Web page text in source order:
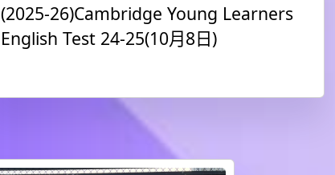
(2025-26)Cambridge Young Learners
English Test 24-25(10月8日)